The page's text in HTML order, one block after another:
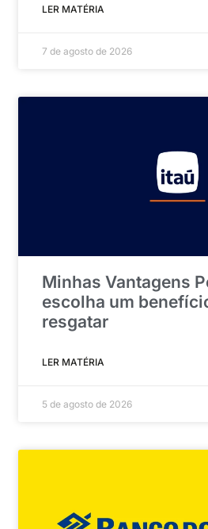
LER MATÉRIA
7 de agosto de 2026
Minhas Vantagens
escolha um
resgatar
LER MATÉRIA
5 de agosto de 2026